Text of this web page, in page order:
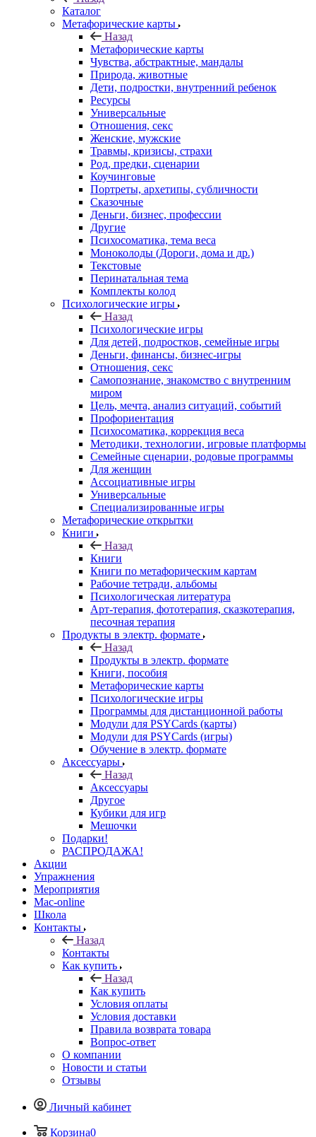
Каталог
Mетафорические карты
Назад
Mетафорические карты
Чувства, абстрактные, мандалы
Природа, животные
Дети, подростки, внутренний ребенок
Ресурсы
Универсальные
Отношения, секс
Женские, мужские
Травмы, кризисы, страхи
Род, предки, сценарии
Коучинговые
Портреты, архетипы, субличности
Сказочные
Деньги, бизнес, профессии
Другие
Психосоматика, тема веса
Моноколоды (Дороги, дома и др.)
Текстовые
Перинатальная тема
Комплекты колод
Психологические игры
Назад
Психологические игры
Для детей, подростков, семейные игры
Деньги, финансы, бизнес-игры
Отношения, секс
Самопознание, знакомство с внутренним
миром
Цель, мечта, анализ ситуаций, событий
Профориентация
Психосоматика, коррекция веса
Методики, технологии, игровые платформы
Семейные сценарии, родовые программы
Для женщин
Ассоциативные игры
Универсальные
Специализированные игры
Метафорические открытки
Книги
Назад
Книги
Книги по метафорическим картам
Рабочие тетради, альбомы
Психологическая литература
Арт-терапия, фототерапия, сказкотерапия,
песочная терапия
Продукты в электр. формате
Назад
Продукты в электр. формате
Книги, пособия
Метафорические карты
Психологические игры
Программы для дистанционной работы
Модули для PSYCards (карты)
Модули для PSYCards (игры)
Обучение в электр. формате
Аксессуары
Назад
Аксессуары
Другое
Кубики для игр
Мешочки
Подарки!
РАСПРОДАЖА!
Акции
Упражнения
Мероприятия
Mac-online
Школа
Контакты
Назад
Контакты
Как купить
Назад
Как купить
Условия оплаты
Условия доставки
Правила возврата товара
Вопрос-ответ
О компании
Новости и статьи
Отзывы
Личный кабинет
Корзина0